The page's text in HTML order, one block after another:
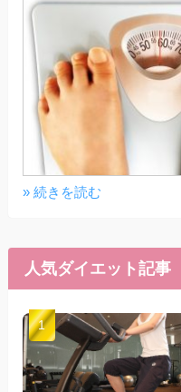
» 続きを読む
人気ダイエット記事